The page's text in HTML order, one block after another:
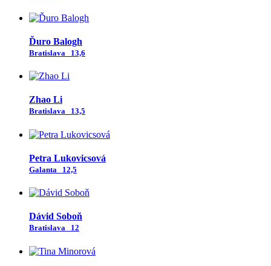
Ďuro Balogh
Bratislava 13,6
Zhao Li
Bratislava 13,5
Petra Lukovicsová
Galanta 12,5
Dávid Soboň
Bratislava 12